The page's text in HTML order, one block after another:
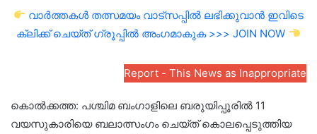
വാർത്തകൾ തത്സമയം വാട്സപ്പിൽ ലഭിക്കുവാൻ ഇവിടെ
ക്ലിക്ക് ചെയ്ത് ഗ്രൂപ്പിൽ അംഗമാകുക >>> JOIN NOW
Report - This News as Inappropriate
കൊൽക്കത്ത: പശ്ചിമ ബംഗാളിലെ ബരുയിപ്പൂരിൽ 11
വയസുകാരിയെ ബലാത്സംഗം ചെയ്ത് കൊലപ്പെടുത്തിയ